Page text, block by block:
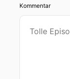
Kommentar